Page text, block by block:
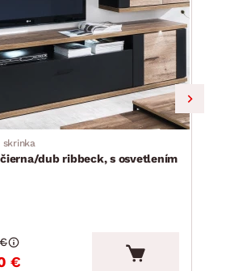
skrinka
dub ribbeck, s osvetlením
€